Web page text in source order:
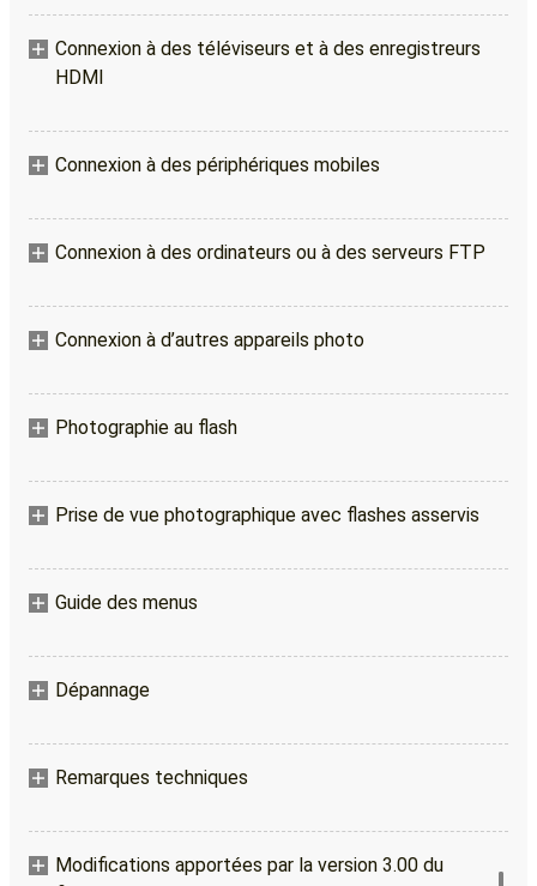
Connexion à des téléviseurs et à des enregistreurs
HDMI
Connexion à des périphériques mobiles
Connexion à des ordinateurs ou à des serveurs FTP
Connexion à d’autres appareils photo
Photographie au flash
Prise de vue photographique avec flashes asservis
Guide des menus
Dépannage
Remarques techniques
Modifications apportées par la version 3.00 du